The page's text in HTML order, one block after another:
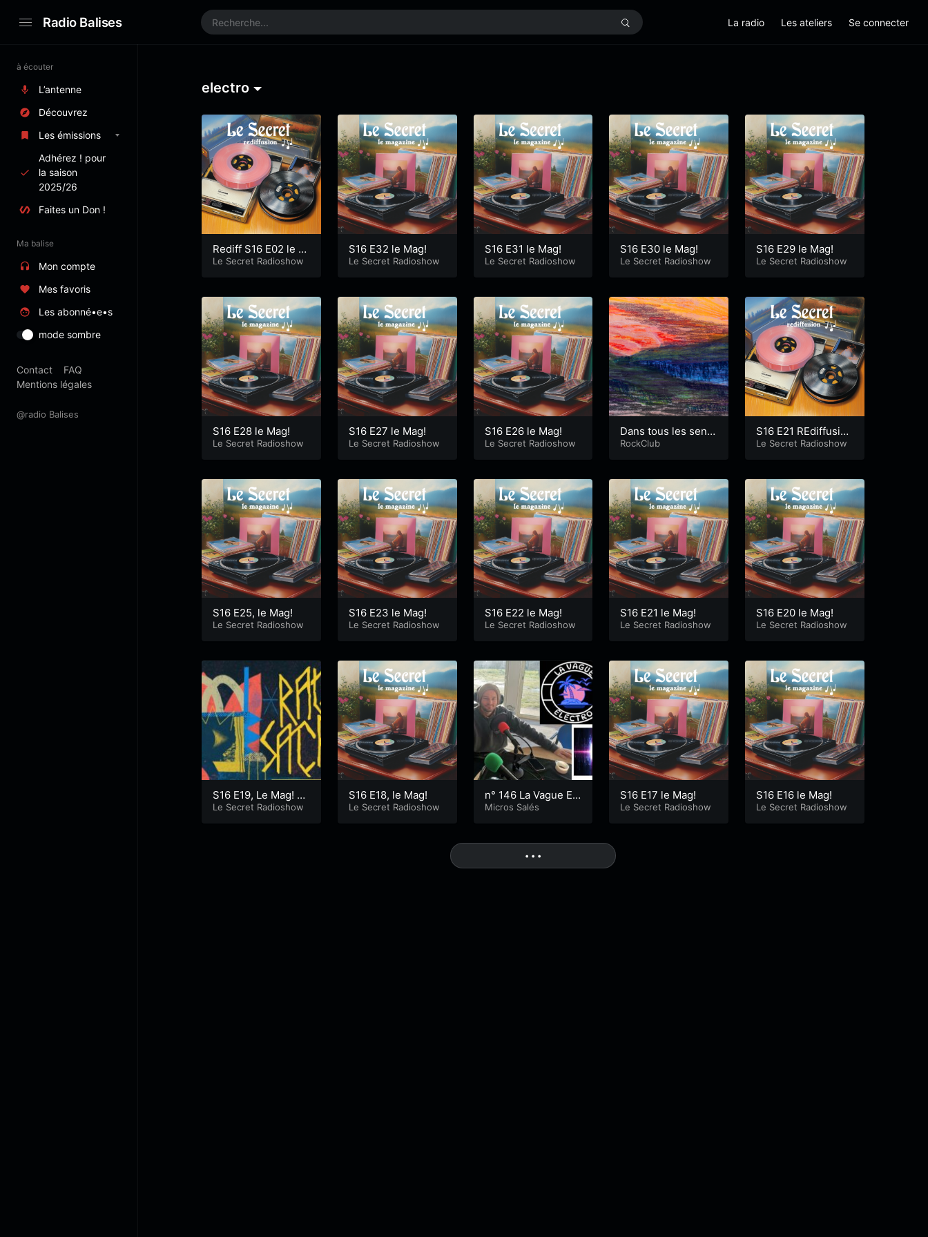
Radio Balises La radio Les ateliers Se connecter
à écouter
L’antenne
Découvrez
Les émissions
Adhérez ! pour
la saison
2025/26
Faites un Don !
Ma balise
Mon compte
Mes favoris
Les abonné•e•s
mode sombre
Contact
FAQ
Mentions légales
@radio Balises
electro
Rediff S16 E02 le M
ag!
Le Secret Radioshow
S16 E32 le Mag!
Le Secret Radioshow
S16 E31 le Mag!
Le Secret Radioshow
S16 E30 le Mag!
Le Secret Radioshow
S16 E29 le Mag!
Le Secret Radioshow
S16 E28 le Mag!
Le Secret Radioshow
S16 E27 le Mag!
Le Secret Radioshow
S16 E26 le Mag!
Le Secret Radioshow
Dans tous les sens
!RockClub
S16 E21 REdiffusion
le Mag!
Le Secret Radioshow
S16 E25, le Mag!
Le Secret Radioshow
S16 E23 le Mag!
Le Secret Radioshow
S16 E22 le Mag!
Le Secret Radioshow
S16 E21 le Mag!
Le Secret Radioshow
S16 E20 le Mag!
Le Secret Radioshow
S16 E19, Le Mag! S
pécial Festival Rage
Le Secret Radioshow
S16 E18, le Mag!
Le Secret Radioshow
n° 146 La Vague Ele
ctro
Micros Salés
S16 E17 le Mag!
Le Secret Radioshow
S16 E16 le Mag!
Le Secret Radioshow
• • •More